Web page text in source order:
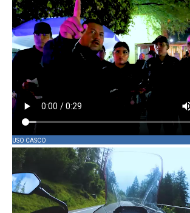
USO CASCO